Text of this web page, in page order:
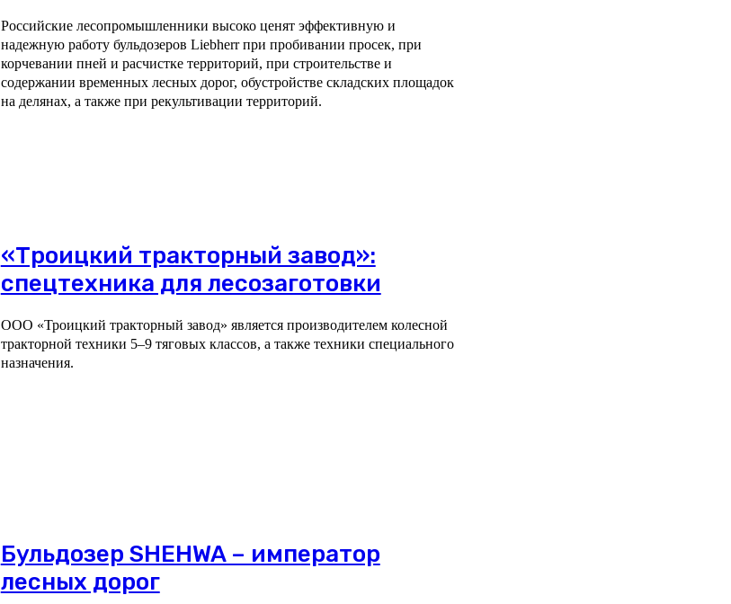
Российские лесопромышленники высоко ценят эффективную и
надежную работу бульдозеров Liebherr при пробивании просек, при
корчевании пней и расчистке территорий, при строительстве и
содержании временных лесных дорог, обустройстве складских площадок
на делянах, а также при рекультивации территорий.
«Троицкий тракторный завод»:
спецтехника для лесозаготовки
ООО «Троицкий тракторный завод» является производителем колесной
тракторной техники 5–9 тяговых классов, а также техники специального
назначения.
Бульдозер SHEHWA – император
лесных дорог